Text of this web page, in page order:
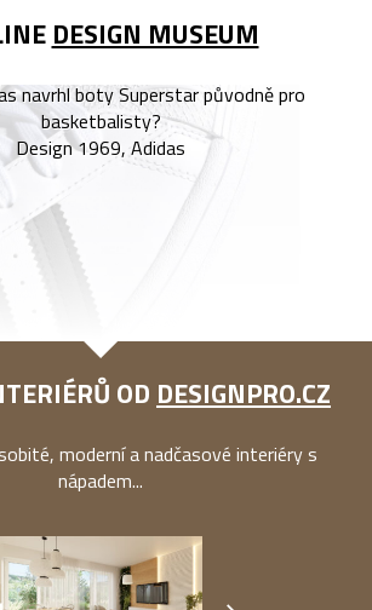
DESIGN MUSEUM
navrhl boty Superstar původně pro
basketbalisty?
Design 1969, Adidas
OD DESIGNPRO.CZ
moderní a nadčasové interiéry s
nápadem...